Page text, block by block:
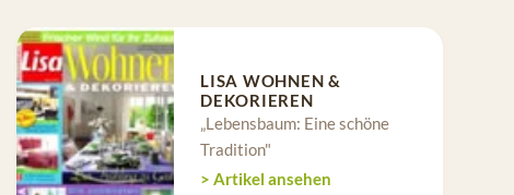
LISA WOHNEN &
DEKORIEREN
„Lebensbaum: Eine schöne
Tradition"
> Artikel ansehen